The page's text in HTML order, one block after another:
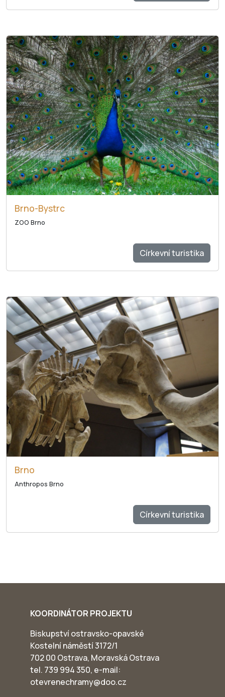
Brno-Bystrc
ZOO Brno
Církevní turistika
Brno
Anthropos Brno
Církevní turistika
KOORDINÁTOR PROJEKTU
Biskupství ostravsko-opavské
Kostelní náměstí 3172/1
702 00 Ostrava, Moravská Ostrava
tel. 739 994 350, e-mail:
otevrenechramy@doo.cz